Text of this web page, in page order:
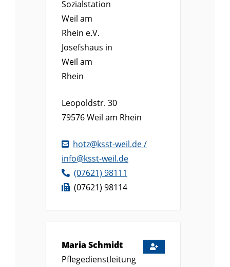
Sozialstation
Weil am
Rhein e.V.
Josefshaus in
Weil am
Rhein
Leopoldstr. 30
79576Weil am Rhein
hotz@ksst-weil.de /
info@ksst-weil.de
(07621) 98111
(07621) 98114
Pflegedienstleitung
Maria Schmidt